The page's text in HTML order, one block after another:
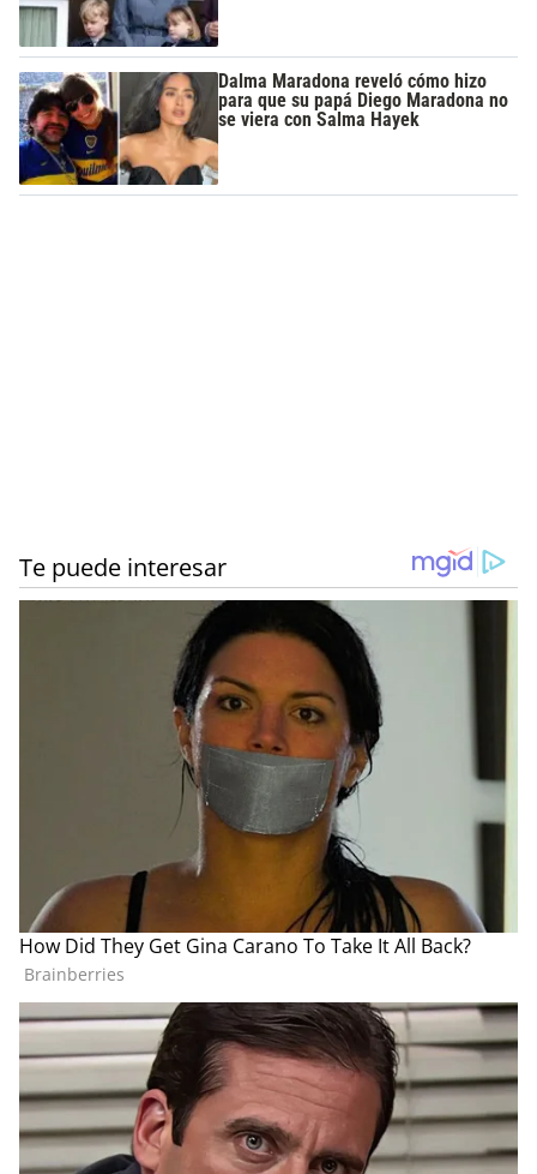
Dalma Maradona reveló cómo hizo
para que su papá Diego Maradona no
se viera con Salma Hayek